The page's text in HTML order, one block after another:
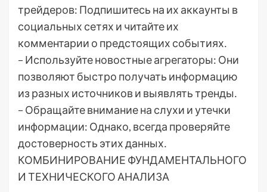
трейдеров: Подпишитесь на их аккаунты в
социальных сетях и читайте их
комментарии о предстоящих событиях․
– Используйте новостные агрегаторы: Они
позволяют быстро получать информацию
из разных источников и выявлять тренды․
– Обращайте внимание на слухи и утечки
информации: Однако, всегда проверяйте
достоверность этих данных․
КОМБИНИРОВАНИЕ ФУНДАМЕНТАЛЬНОГО
И ТЕХНИЧЕСКОГО АНАЛИЗА